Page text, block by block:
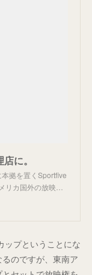
に。
拠を置くSportfive
リカ国外の放映…
ップということにな
のですが、東南ア